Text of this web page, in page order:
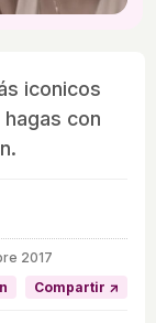
iconicos
con
2017
Compartir ↗